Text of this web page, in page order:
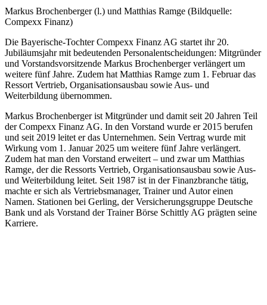
Markus Brochenberger (l.) und Matthias Ramge (Bildquelle:
Compexx Finanz)
Die Bayerische-Tochter Compexx Finanz AG startet ihr 20.
Jubiläumsjahr mit bedeutenden Personalentscheidungen: Mitgründer
und Vorstandsvorsitzende Markus Brochenberger verlängert um
weitere fünf Jahre. Zudem hat Matthias Ramge zum 1. Februar das
Ressort Vertrieb, Organisationsausbau sowie Aus- und
Weiterbildung übernommen.
Markus Brochenberger ist Mitgründer und damit seit 20 Jahren Teil
der Compexx Finanz AG. In den Vorstand wurde er 2015 berufen
und seit 2019 leitet er das Unternehmen. Sein Vertrag wurde mit
Wirkung vom 1. Januar 2025 um weitere fünf Jahre verlängert.
Zudem hat man den Vorstand erweitert – und zwar um Matthias
Ramge, der die Ressorts Vertrieb, Organisationsausbau sowie Aus-
und Weiterbildung leitet. Seit 1987 ist in der Finanzbranche tätig,
machte er sich als Vertriebsmanager, Trainer und Autor einen
Namen. Stationen bei Gerling, der Versicherungsgruppe Deutsche
Bank und als Vorstand der Trainer Börse Schittly AG prägten seine
Karriere.